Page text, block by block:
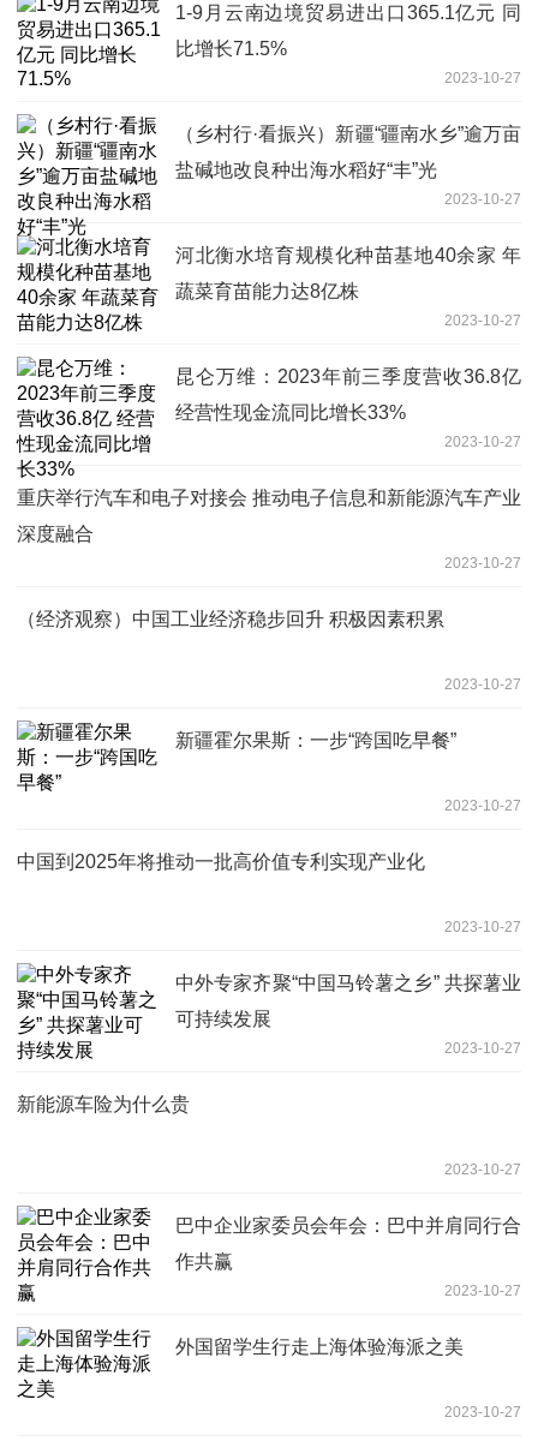
1-9月云南边境贸易进出口365.1亿元 同
比增长71.5%
2023-10-27
（乡村行·看振兴）新疆“疆南水乡”逾万亩
盐碱地改良种出海水稻好“丰”光
2023-10-27
河北衡水培育规模化种苗基地40余家 年
蔬菜育苗能力达8亿株
2023-10-27
昆仑万维：2023年前三季度营收36.8亿
经营性现金流同比增长33%
2023-10-27
重庆举行汽车和电子对接会 推动电子信息和新能源汽车产业
深度融合
2023-10-27
（经济观察）中国工业经济稳步回升 积极因素积累
2023-10-27
新疆霍尔果斯：一步“跨国吃早餐”
2023-10-27
中国到2025年将推动一批高价值专利实现产业化
2023-10-27
中外专家齐聚“中国马铃薯之乡” 共探薯业
可持续发展
2023-10-27
新能源车险为什么贵
2023-10-27
巴中企业家委员会年会：巴中并肩同行合
作共赢
2023-10-27
外国留学生行走上海体验海派之美
2023-10-27